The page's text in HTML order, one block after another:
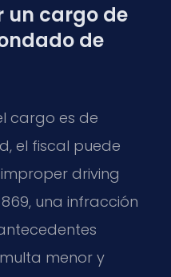
un cargo de
de
cargo es de
, el fiscal puede
improper driving
, una infracción
menor y